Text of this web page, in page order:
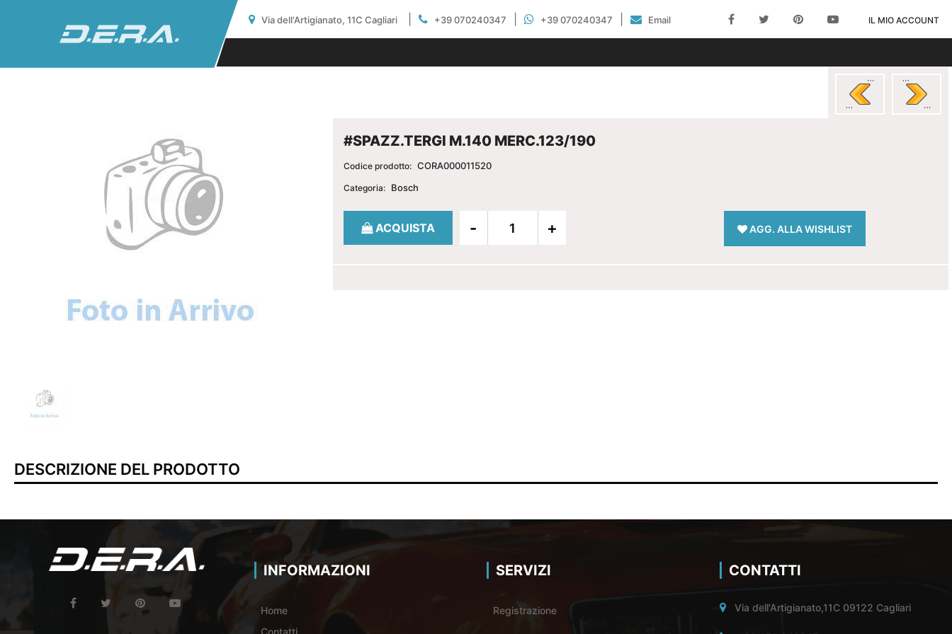
Via dell'Artigianato, 11C Cagliari +39 070240347 +39 070240347 Email IL MIO ACCOUNT
#SPAZZ.TERGI M.140 MERC.123/190
Codice prodotto: CORA000011520
Categoria: Bosch
Quantità
ACQUISTA AGG. ALLA WISHLIST
DESCRIZIONE DEL PRODOTTO
INFORMAZIONI
Home
SERVIZI
Registrazione
CONTATTI
Via dell'Artigianato,11C 09122 Cagliari